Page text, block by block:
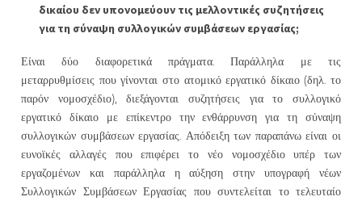
δικαίου δεν υπονομεύουν τις μελλοντικές συζητήσεις
για τη σύναψη συλλογικών συμβάσεων εργασίας;
Είναι δύο διαφορετικά πράγματα. Παράλληλα με τις
μεταρρυθμίσεις που γίνονται στο ατομικό εργατικό δίκαιο (δηλ. το
παρόν νομοσχέδιο), διεξάγονται συζητήσεις για το συλλογικό
εργατικό δίκαιο με επίκεντρο την ενθάρρυνση για τη σύναψη
συλλογικών συμβάσεων εργασίας. Απόδειξη των παραπάνω είναι οι
ευνοϊκές αλλαγές που επιφέρει το νέο νομοσχέδιο υπέρ των
εργαζομένων και παράλληλα η αύξηση στην υπογραφή νέων
Συλλογικών Συμβάσεων Εργασίας που συντελείται το τελευταίο